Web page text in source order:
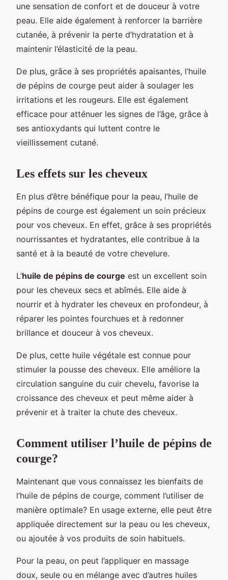
une sensation de confort et de douceur à votre
peau. Elle aide également à renforcer la barrière
cutanée, à prévenir la perte d’hydratation et à
maintenir l’élasticité de la peau.
De plus, grâce à ses propriétés apaisantes, l’huile
de pépins de courge peut aider à soulager les
irritations et les rougeurs. Elle est également
efficace pour atténuer les signes de l’âge, grâce à
ses antioxydants qui luttent contre le
vieillissement cutané.
Les effets sur les cheveux
En plus d’être bénéfique pour la peau, l’huile de
pépins de courge est également un soin précieux
pour vos cheveux. En effet, grâce à ses propriétés
nourrissantes et hydratantes, elle contribue à la
santé et à la beauté de votre chevelure.
L’huile de pépins de courge est un excellent soin
pour les cheveux secs et abîmés. Elle aide à
nourrir et à hydrater les cheveux en profondeur, à
réparer les pointes fourchues et à redonner
brillance et douceur à vos cheveux.
De plus, cette huile végétale est connue pour
stimuler la pousse des cheveux. Elle améliore la
circulation sanguine du cuir chevelu, favorise la
croissance des cheveux et peut même aider à
prévenir et à traiter la chute des cheveux.
Comment utiliser l’huile de pépins de
courge?
Maintenant que vous connaissez les bienfaits de
l’huile de pépins de courge, comment l’utiliser de
manière optimale? En usage externe, elle peut être
appliquée directement sur la peau ou les cheveux,
ou ajoutée à vos produits de soin habituels.
Pour la peau, on peut l’appliquer en massage
doux, seule ou en mélange avec d’autres huiles